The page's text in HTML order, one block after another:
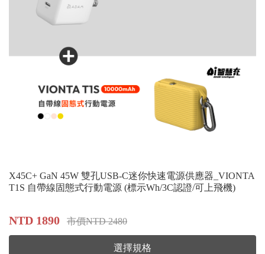
X45C+ GaN 45W 雙孔USB-C迷你快速電源供應器_VIONTA
T1S 自帶線固態式行動電源 (標示Wh/3C認證/可上飛機)
NTD 1890 市價NTD 2480
選擇規格